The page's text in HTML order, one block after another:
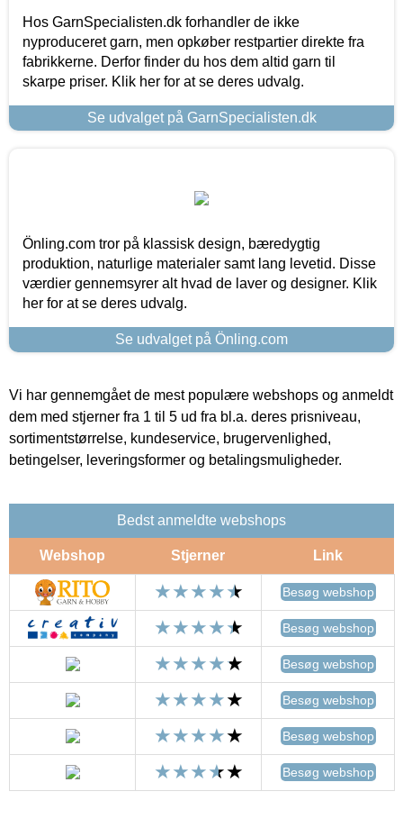
Hos GarnSpecialisten.dk forhandler de ikke
nyproduceret garn, men opkøber restpartier direkte fra
fabrikkerne. Derfor finder du hos dem altid garn til
skarpe priser. Klik her for at se deres udvalg.
Se udvalget på GarnSpecialisten.dk
Önling.com tror på klassisk design, bæredygtig
produktion, naturlige materialer samt lang levetid. Disse
værdier gennemsyrer alt hvad de laver og designer. Klik
her for at se deres udvalg.
Se udvalget på Önling.com
Vi har gennemgået de mest populære webshops og anmeldt
dem med stjerner fra 1 til 5 ud fra bl.a. deres prisniveau,
sortimentstørrelse, kundeservice, brugervenlighed,
betingelser, leveringsformer og betalingsmuligheder.
Bedst anmeldte webshops
Webshop Stjerner Link
Besøg webshop
Besøg webshop
Besøg webshop
Besøg webshop
Besøg webshop
Besøg webshop